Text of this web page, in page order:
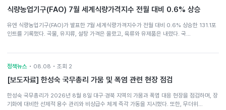
식량농업기구(FAO) 7월 세계식량가격지수 전월 대비 0.6% 상승
유엔 식량농업기구(FAO)가 발표한 7월 세계식량가격지수가 전월 대비 0.6% 상승한 131.1포
인트를 기록했다. 곡물, 유지류, 설탕 가격은 올랐고, 육류와 유제품은 내렸다. 국…
정책뉴스 • 08.08 • 조회 2
[보도자료] 한성숙 국무총리 가뭄 및 폭염 관련 현장 점검
한성숙 국무총리가 2026년 8월 8일 대구·경북 지역의 가뭄과 폭염 대응 현장을 점검하며, 장
기화에 대비한 선제적 용수 관리와 비상급수 체계 즉각 가동을 지시했다. 또한, 무더위…